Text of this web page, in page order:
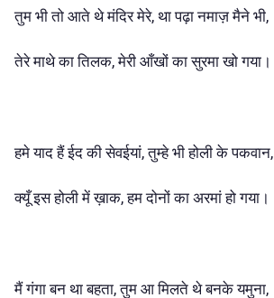
तुम भी तो आते थे मंदिर मेरे, था पढ़ा नमाज़ मैने भी,
तेरे माथे का तिलक, मेरी आँखों का सुरमा खो गया।
हमे याद हैं ईद की सेवईयां, तुम्हे भी होली के पकवान,
क्यूँ इस होली में ख़ाक, हम दोनों का अरमां हो गया।
मैं गंगा बन था बहता, तुम आ मिलते थे बनके यमुना,